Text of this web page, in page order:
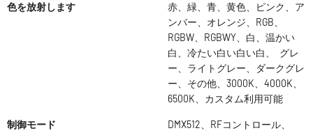
色を放射します
赤、緑、青、黄色、ピンク、ア
ンバー、オレンジ、RGB、
RGBW、RGBWY、白、温かい
白、冷たい白い白い白、 グレ
ー、ライトグレー、ダークグレ
ー、その他、3000K、4000K、
6500K、カスタム利用可能
制御モード
DMX512、RFコントロール、